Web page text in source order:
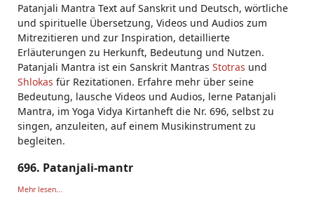
Patanjali Mantra Text auf Sanskrit und Deutsch, wörtliche
und spirituelle Übersetzung, Videos und Audios zum
Mitrezitieren und zur Inspiration, detaillierte
Erläuterungen zu Herkunft, Bedeutung und Nutzen.
Patanjali Mantra ist ein Sanskrit Mantras Stotras und
Shlokas für Rezitationen. Erfahre mehr über seine
Bedeutung, lausche Videos und Audios, lerne Patanjali
Mantra, im Yoga Vidya Kirtanheft die Nr. 696, selbst zu
singen, anzuleiten, auf einem Musikinstrument zu
begleiten.
696. Patanjali-mantr
Mehr lesen...